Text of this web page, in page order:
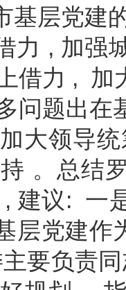
基层党建
, 加强城
借力 , 加
问题出在
大领导
。总结
建议: 一
层党建
要负责